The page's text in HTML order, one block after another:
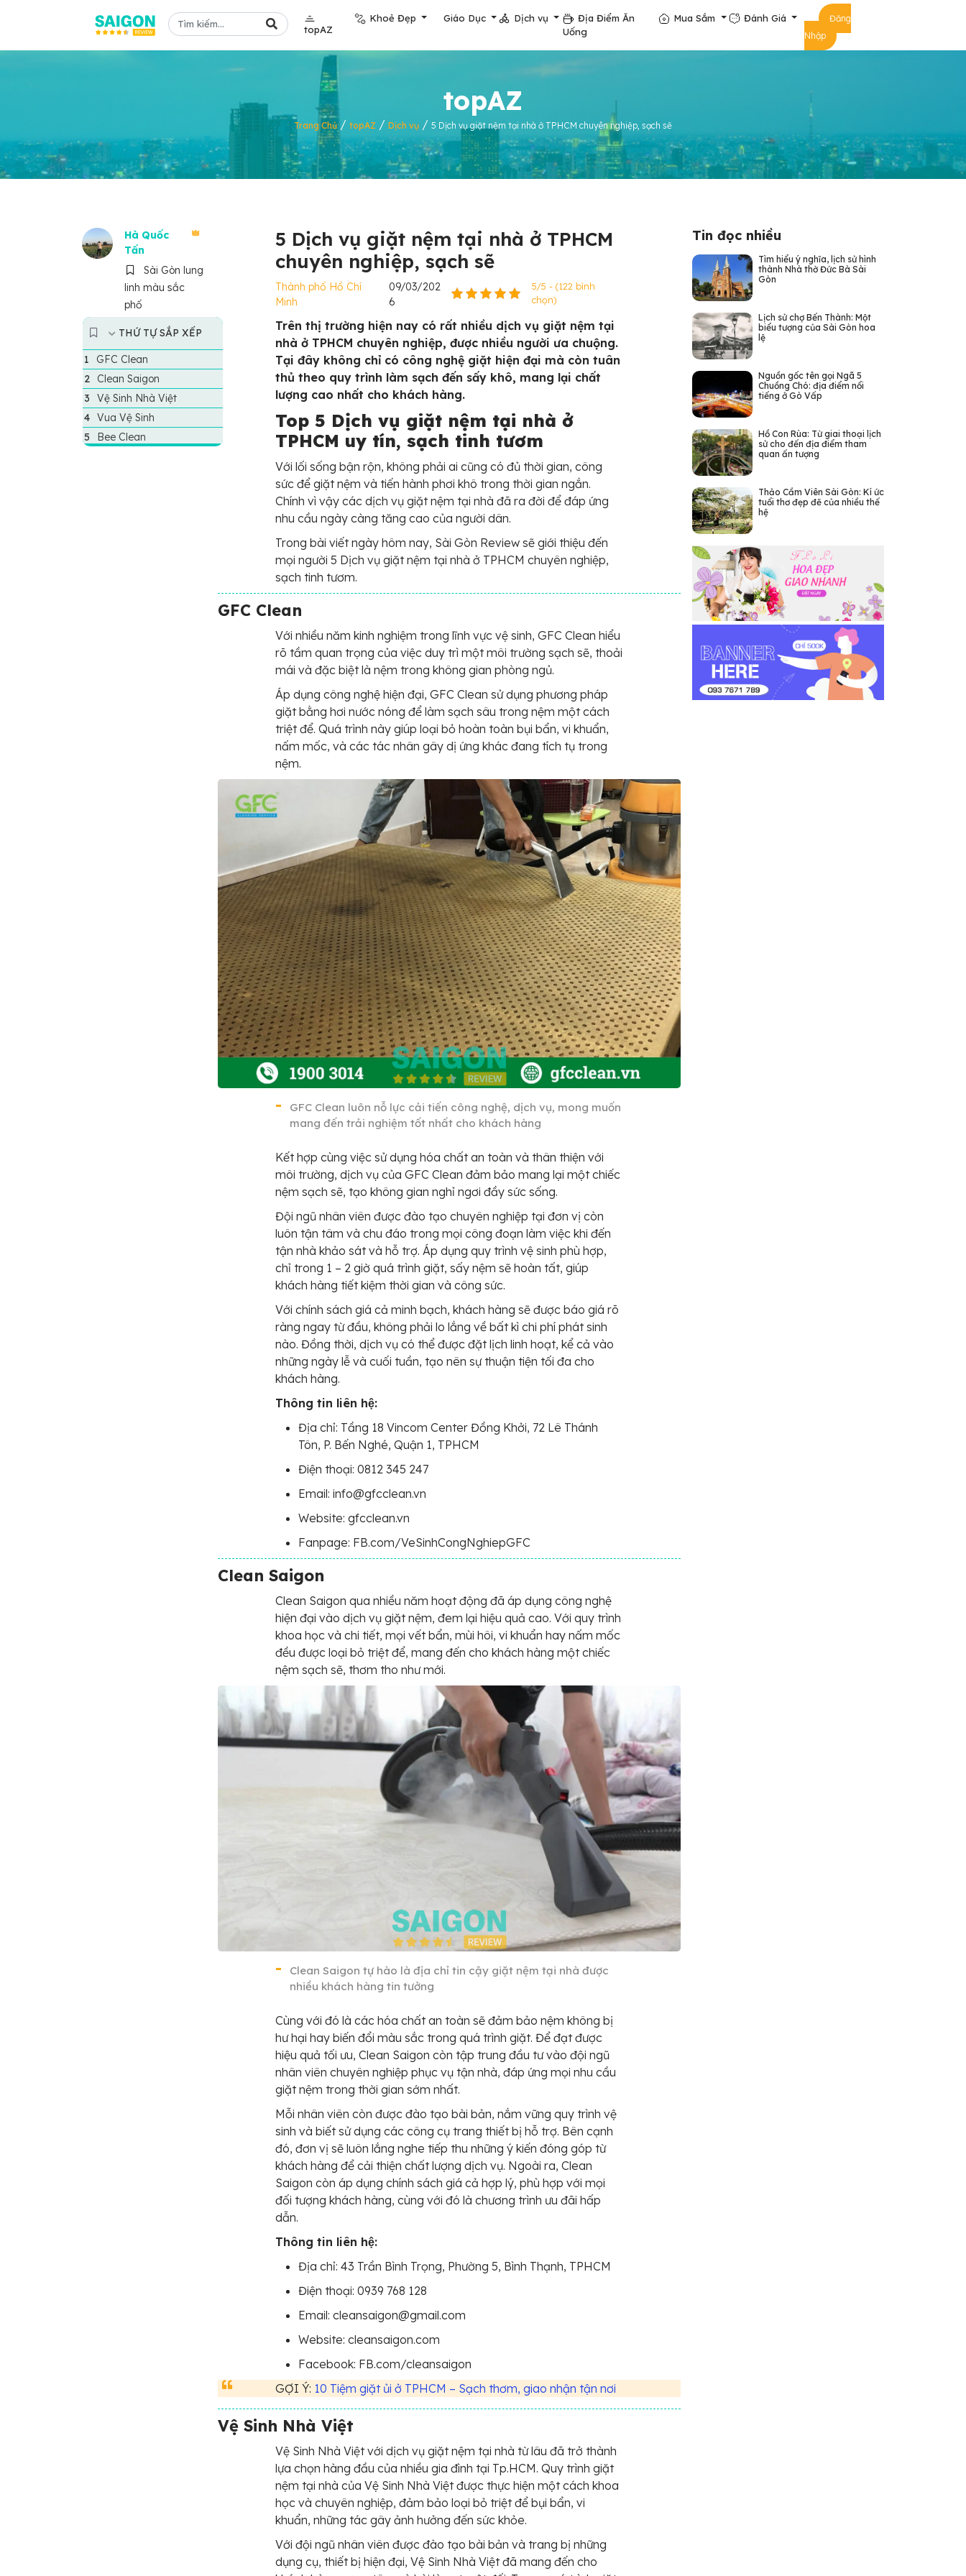
topAZ
Khoẻ Đẹp Giáo Dục Dịch vụ
Địa Điểm Ăn
Uống
Mua Sắm Đánh Giá
Đăng
Nhập
topAZ
Trang Chủ/ topAZ / Dịch vụ / 5 Dịch vụ giặt nệm tại nhà ở TPHCM chuyên nghiệp, sạch sẽ
Hà Quốc
Tấn
Sài Gòn lung
linh màu sắc
phố
5 Dịch vụ giặt nệm tại nhà ở TPHCM
chuyên nghiệp, sạch sẽ
Thành phố Hồ Chí
Minh
09/03/202
6
5/5 - (122 bình
chọn)
THỨ TỰ SẮP XẾP
GFC Clean
Clean Saigon
Vệ Sinh Nhà Việt
Vua Vệ Sinh
Bee Clean
Trên thị trường hiện nay có rất nhiều dịch vụ giặt nệm tại
nhà ở TPHCM chuyên nghiệp, được nhiều người ưa chuộng.
Tại đây không chỉ có công nghệ giặt hiện đại mà còn tuân
thủ theo quy trình làm sạch đến sấy khô, mang lại chất
lượng cao nhất cho khách hàng.
Top 5 Dịch vụ giặt nệm tại nhà ở
TPHCM uy tín, sạch tinh tươm
Với lối sống bận rộn, không phải ai cũng có đủ thời gian, công
sức để giặt nệm và tiến hành phơi khô trong thời gian ngắn.
Chính vì vậy các dịch vụ giặt nệm tại nhà đã ra đời để đáp ứng
nhu cầu ngày càng tăng cao của người dân.
Trong bài viết ngày hôm nay, Sài Gòn Review sẽ giới thiệu đến
mọi người 5 Dịch vụ giặt nệm tại nhà ở TPHCM chuyên nghiệp,
sạch tinh tươm.
GFC Clean
Với nhiều năm kinh nghiệm trong lĩnh vực vệ sinh, GFC Clean hiểu
rõ tầm quan trọng của việc duy trì một môi trường sạch sẽ, thoải
mái và đặc biệt là nệm trong không gian phòng ngủ.
Áp dụng công nghệ hiện đại, GFC Clean sử dụng phương pháp
giặt bằng hơi nước nóng để làm sạch sâu trong nệm một cách
triệt để. Quá trình này giúp loại bỏ hoàn toàn bụi bẩn, vi khuẩn,
nấm mốc, và các tác nhân gây dị ứng khác đang tích tụ trong
nệm.
GFC Clean luôn nỗ lực cải tiến công nghệ, dịch vụ, mong muốn
mang đến trải nghiệm tốt nhất cho khách hàng
Kết hợp cùng việc sử dụng hóa chất an toàn và thân thiện với
môi trường, dịch vụ của GFC Clean đảm bảo mang lại một chiếc
nệm sạch sẽ, tạo không gian nghỉ ngơi đầy sức sống.
Đội ngũ nhân viên được đào tạo chuyên nghiệp tại đơn vị còn
luôn tận tâm và chu đáo trong mọi công đoạn làm việc khi đến
tận nhà khảo sát và hỗ trợ. Áp dụng quy trình vệ sinh phù hợp,
chỉ trong 1 – 2 giờ quá trình giặt, sấy nệm sẽ hoàn tất, giúp
khách hàng tiết kiệm thời gian và công sức.
Với chính sách giá cả minh bạch, khách hàng sẽ được báo giá rõ
ràng ngay từ đầu, không phải lo lắng về bất kì chi phí phát sinh
nào. Đồng thời, dịch vụ có thể được đặt lịch linh hoạt, kể cả vào
những ngày lễ và cuối tuần, tạo nên sự thuận tiện tối đa cho
khách hàng.
Thông tin liên hệ:
Địa chỉ: Tầng 18 Vincom Center Đồng Khởi, 72 Lê Thánh
Tôn, P. Bến Nghé, Quận 1, TPHCM
Điện thoại: 0812 345 247
Email: info@gfcclean.vn
Website: gfcclean.vn
Fanpage: FB.com/VeSinhCongNghiepGFC
Clean Saigon
Clean Saigon qua nhiều năm hoạt động đã áp dụng công nghệ
hiện đại vào dịch vụ giặt nệm, đem lại hiệu quả cao. Với quy trình
khoa học và chi tiết, mọi vết bẩn, mùi hôi, vi khuẩn hay nấm mốc
đều được loại bỏ triệt để, mang đến cho khách hàng một chiếc
nệm sạch sẽ, thơm tho như mới.
Clean Saigon tự hào là địa chỉ tin cậy giặt nệm tại nhà được
nhiều khách hàng tin tưởng
Cùng với đó là các hóa chất an toàn sẽ đảm bảo nệm không bị
hư hại hay biến đổi màu sắc trong quá trình giặt. Để đạt được
hiệu quả tối ưu, Clean Saigon còn tập trung đầu tư vào đội ngũ
nhân viên chuyên nghiệp phục vụ tận nhà, đáp ứng mọi nhu cầu
giặt nệm trong thời gian sớm nhất.
Mỗi nhân viên còn được đào tạo bài bản, nắm vững quy trình vệ
sinh và biết sử dụng các công cụ trang thiết bị hỗ trợ. Bên cạnh
đó, đơn vị sẽ luôn lắng nghe tiếp thu những ý kiến đóng góp từ
khách hàng để cải thiện chất lượng dịch vụ. Ngoài ra, Clean
Saigon còn áp dụng chính sách giá cả hợp lý, phù hợp với mọi
đối tượng khách hàng, cùng với đó là chương trình ưu đãi hấp
dẫn.
Thông tin liên hệ:
Địa chỉ: 43 Trần Bình Trọng, Phường 5, Bình Thạnh, TPHCM
Điện thoại: 0939 768 128
Email: cleansaigon@gmail.com
Website: cleansaigon.com
Facebook: FB.com/cleansaigon
GỢI Ý: 10 Tiệm giặt ủi ở TPHCM – Sạch thơm, giao nhận tận nơi
Vệ Sinh Nhà Việt
Vệ Sinh Nhà Việt với dịch vụ giặt nệm tại nhà từ lâu đã trở thành
lựa chọn hàng đầu của nhiều gia đình tại Tp.HCM. Quy trình giặt
nệm tại nhà của Vệ Sinh Nhà Việt được thực hiện một cách khoa
học và chuyên nghiệp, đảm bảo loại bỏ triệt để bụi bẩn, vi
khuẩn, những tác gây ảnh hưởng đến sức khỏe.
Với đội ngũ nhân viên được đào tạo bài bản và trang bị những
dụng cụ, thiết bị hiện đại, Vệ Sinh Nhà Việt đã mang đến cho
Tin đọc nhiều
Tìm hiểu ý nghĩa, lịch sử hình
thành Nhà thờ Đức Bà Sài
Gòn
Lịch sử chợ Bến Thành: Một
biểu tượng của Sài Gòn hoa
lệ
Nguồn gốc tên gọi Ngã 5
Chuồng Chó: địa điểm nổi
tiếng ở Gò Vấp
Hồ Con Rùa: Từ giai thoại lịch
sử cho đến địa điểm tham
quan ấn tượng
Thảo Cầm Viên Sài Gòn: Kí ức
tuổi thơ đẹp đẽ của nhiều thế
hệ